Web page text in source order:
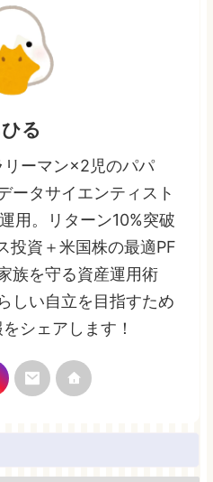
る
ーマン×2児のパパ
ータサイエンティスト
用。リターン10%突破
資＋米国株の最適PF
族を守る資産運用術
しい自立を目指すため
シェアします！